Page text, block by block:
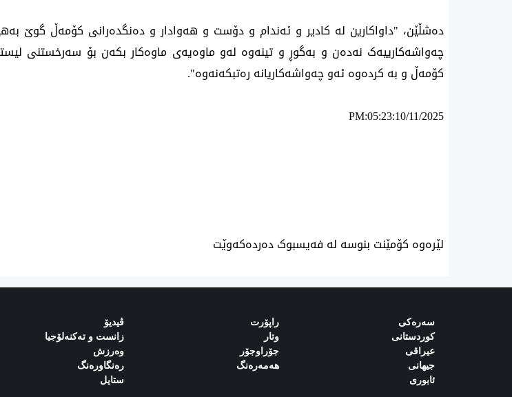
دەشڵێن، "داواکارین لە کادیر و ئەندام و دۆست و هەوادار و دەنگدەرانی کۆمەڵ گوێ
چەواشەکارییەک نەدەن و بەگوڕ و تینەوە لەو ماوەیەی ماوەکار بکەن بۆ سەرخستنی
کۆمەڵ و بە کردەوە ئەو چەواشەکاریانە رەتبکەنەوە".
PM:05:23:10/11/2025
لێرەوە کۆمێنت بنوسە لە فەیسبوک دەردەکەوێت
سەرەکی
کوردستانی
‌‌عیراقی‌
‌‌جیهانی‌
‌‌ئابوری‌
راپۆرت
وتار
جۆراوجۆر
هەمەرەنگ
ڤیدیۆ
زانست و تەکنەلۆجیا
وەرزش
رەنگاورەنگ
ستایل‌